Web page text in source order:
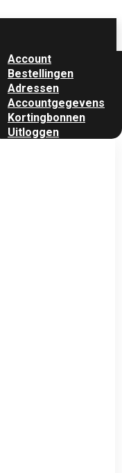
Account
Bestellingen
Adressen
Accountgegevens
Kortingbonnen
Uitloggen